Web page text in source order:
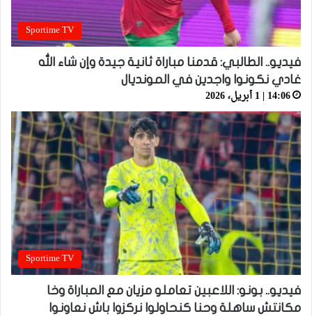
Sportime TV
فيديو.. الطالبي: قدمنا مباراة ثانية جيدة وإن شاء الله
غادي نكونوا واجدين في المونديال
14:06 | 1 أبريل، 2026
Sportime TV
فيديو.. بونو: اللاعبين تعاملو مزيان مع المباراة وخا
مكانتش ساهلة وحنا كنحاولوا نركزوا باش نعاونوا